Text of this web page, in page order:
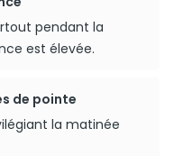
pendant la
est élevée.
de pointe
la matinée